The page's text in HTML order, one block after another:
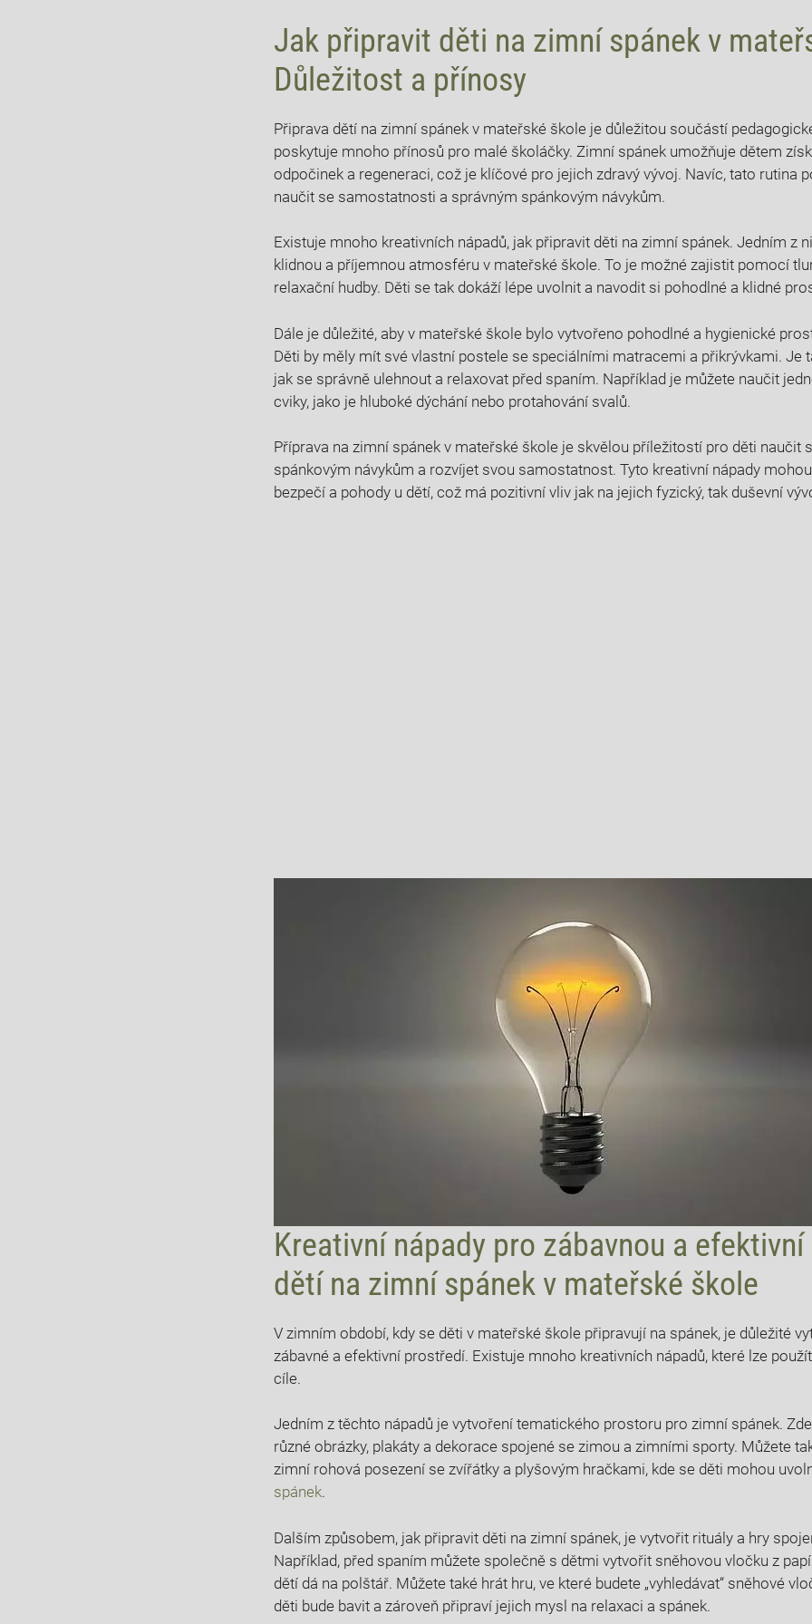
Jak připravit děti na zimní spánek v
Důležitost a přínosy
Připrava dětí na zimní spánek v mateřské škole je důležitou součástí
poskytuje mnoho přínosů pro malé školáčky. Zimní spánek umožňuje dětem
odpočinek a regeneraci, což je klíčové pro jejich zdravý vývoj. Navíc, tato rutina
naučit se samostatnosti a správným spánkovým návykům.
Existuje mnoho kreativních nápadů, jak připravit děti na zimní spánek. Jedním z
klidnou a příjemnou atmosféru v mateřské škole. To je možné zajistit pomocí
relaxační hudby. Děti se tak dokáží lépe uvolnit a navodit si pohodlné a klidné
Dále je důležité, aby v mateřské škole bylo vytvořeno pohodlné a hygienické
Děti by měly mít své vlastní postele se speciálními matracemi a přikrývkami. Je
jak se správně ulehnout a relaxovat před spaním. Například je můžete naučit
cviky, jako je hluboké dýchání nebo protahování svalů.
Příprava na zimní spánek v mateřské škole je skvělou příležitostí pro děti naučit
spánkovým návykům a rozvíjet svou samostatnost. Tyto kreativní nápady
bezpečí a pohody u dětí, což má pozitivní vliv jak na jejich fyzický, tak duševní
Kreativní nápady pro zábavnou a
dětí na zimní spánek v mateřské škole
V zimním období, kdy se děti v mateřské škole připravují na spánek, je důležité
zábavné a efektivní prostředí. Existuje mnoho kreativních nápadů, které lze
cíle.
Jedním z těchto nápadů je vytvoření tematického prostoru pro zimní spánek.
různé obrázky, plakáty a dekorace spojené se zimou a zimními sporty. Můžete
zimní rohová posezení se zvířátky a plyšovým hračkami, kde se děti mohou
spánek.
Dalším způsobem, jak připravit děti na zimní spánek, je vytvořit rituály a hry
Například, před spaním můžete společně s dětmi vytvořit sněhovou vločku z
dětí dá na polštář. Můžete také hrát hru, ve které budete „vyhledávat“ sněhové
děti bude bavit a zároveň připraví jejich mysl na relaxaci a spánek.